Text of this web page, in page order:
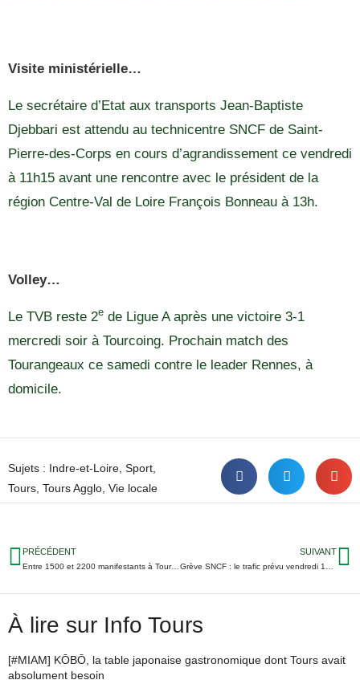
Visite ministérielle…
Le secrétaire d’Etat aux transports Jean-Baptiste
Djebbari est attendu au technicentre SNCF de Saint-
Pierre-des-Corps en cours d’agrandissement ce vendredi
à 11h15 avant une rencontre avec le président de la
région Centre-Val de Loire François Bonneau à 13h.
Volley…
Le TVB reste 2e de Ligue A après une victoire 3-1
mercredi soir à Tourcoing. Prochain match des
Tourangeaux ce samedi contre le leader Rennes, à
domicile.
Sujets : Indre-et-Loire Sport
Tours Tours Agglo Vie locale
PRÉCÉDENT
Entre 1500 et 2200 manifestants à Tours-Nord
SUIVANT
À lire sur Info Tours
[#MIAM] KŌBŌ, la table japonaise gastronomique dont Tours avait
absolument besoin